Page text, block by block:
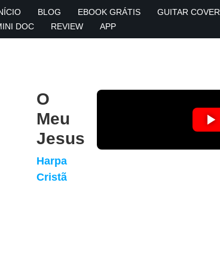
BLOG EBOOK GRÁTIS GUITAR COVER
DOC
REVIEW APP
O
Meu
Jesus
Harpa
Cristã